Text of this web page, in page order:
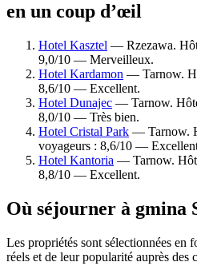
en un coup d’œil
Hotel Kasztel — Rzezawa.
9,0/10 — Merveilleux.
Hotel Kardamon — Tarnow.
8,6/10 — Excellent.
Hotel Dunajec — Tarnow.
8,0/10 — Très bien.
Hotel Cristal Park — Tarnow.
voyageurs : 8,6/10 —
Hotel Kantoria — Tarnow.
8,8/10 — Excellent.
Où séjourner à gmina
Les propriétés sont sélectionnées en
réels et de leur popularité auprès des